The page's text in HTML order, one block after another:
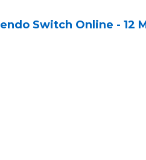
Switch Online - 12